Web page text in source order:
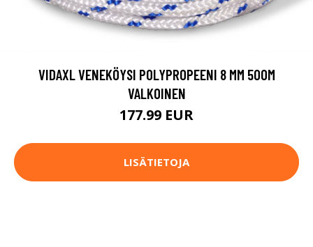
VIDAXL VENEKÖYSI POLYPROPEENI 8 MM 500M
VALKOINEN
177.99 EUR
LISÄTIETOJA